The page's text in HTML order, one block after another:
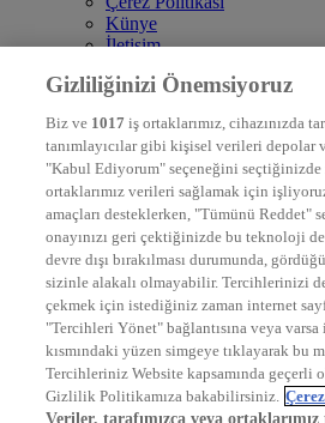
Künye
İletişim
DYG Televizyonlar
STAR
EURO STAR
KRAL POP TV
DYG Radyolar
NTV RADYO
KRAL FM
KRAL POP
EKSEN
VOYAGE
DYG Dijital
ntv.com.tr
ntvspor.net
secim.ntv.com.tr
startv.com.tr
Gizliliğinizi Önemsiyoruz
Biz ve 1017 iş ortaklarımız, cihazınızda
tanımlayıcılar gibi kişisel verileri depolar
"Kabul Ediyorum" seçeneğini
ortaklarımız verileri sağlamak için
amaçları desteklerken, "Tümünü Reddet"
onayınızı geri çektiğinizde bu teknoloji
devre dışı bırakılması durumunda,
sizinle alakalı olmayabilir. Tercihlerinizi
çekmek için istediğiniz zaman internet
"Tercihleri Yönet" bağlantısına veya varsa
kısmındaki yüzen simgeye tıklayarak bu
Tercihleriniz Website kapsamında geçerli
Gizlilik Politikamıza bakabilirsiniz.
Veriler, tarafımızca veya